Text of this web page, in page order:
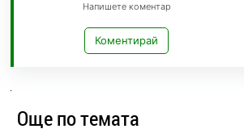
Напишете коментар
Коментирай
Още по темата